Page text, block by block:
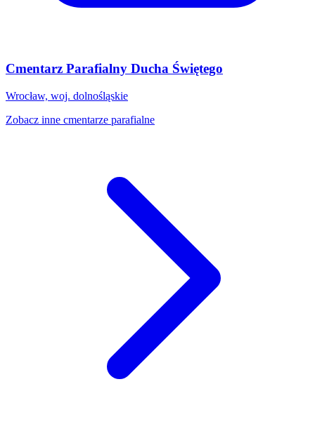
Cmentarz Parafialny Ducha Świętego
Wrocław, woj. dolnośląskie
Zobacz inne cmentarze parafialne